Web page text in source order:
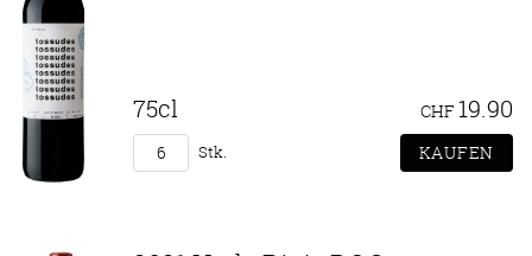
75cl CHF 19.90
Stk.